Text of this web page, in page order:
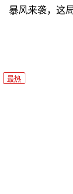
暴风来袭，这
最热